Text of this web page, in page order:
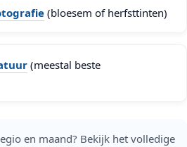
(bloesem of herfsttinten)
(meestal beste
en maand? Bekijk het volledige